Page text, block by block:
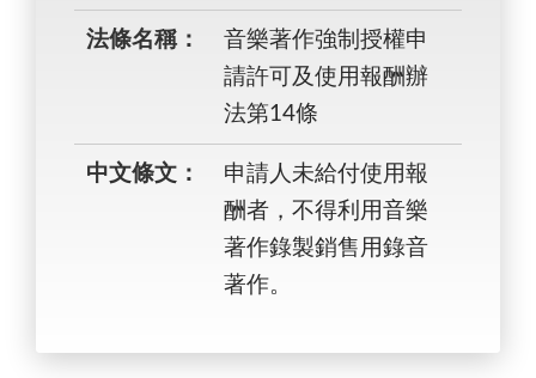
法條名稱：
音樂著作強制授權申
請許可及使用報酬辦
法第14條
中文條文：
申請人未給付使用報
酬者，不得利用音樂
著作錄製銷售用錄音
著作。